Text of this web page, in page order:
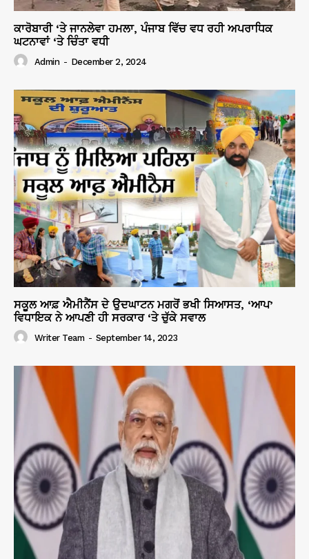
ਕਾਰੋਬਾਰੀ ‘ਤੇ ਜਾਨਲੇਵਾ ਹਮਲਾ, ਪੰਜਾਬ ਵਿੱਚ ਵਧ ਰਹੀ ਅਪਰਾਧਿਕ
ਘਟਨਾਵਾਂ ‘ਤੇ ਚਿੰਤਾ ਵਧੀ
Admin - December 2, 2024
ਸਕੂਲ ਆਫ਼ ਐਮੀਨੈਂਸ ਦੇ ਉਦਘਾਟਨ ਮਗਰੋਂ ਭਖੀ ਸਿਆਸਤ, ‘ਆਪ’
ਵਿਧਾਇਕ ਨੇ ਆਪਣੀ ਹੀ ਸਰਕਾਰ ‘ਤੇ ਚੁੱਕੇ ਸਵਾਲ
Writer Team - September 14, 2023